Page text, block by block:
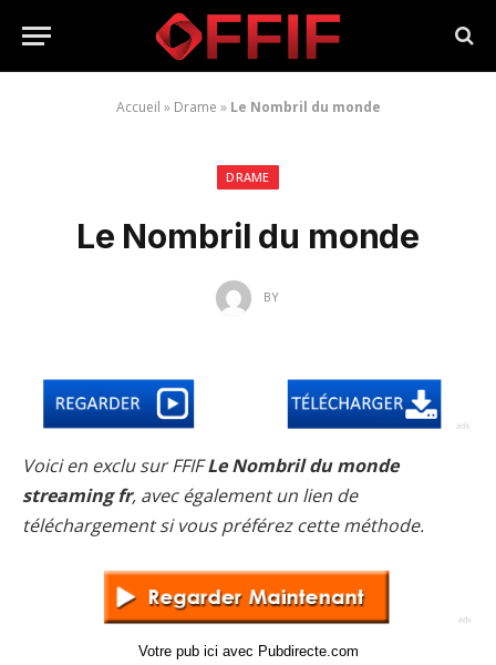
Accueil » Drame » Le Nombril du monde
DRAME
Le Nombril du monde
BY
Voici en exclu sur FFIFLe Nombril du monde
streaming fr, avec également un lien de
téléchargement si vous préférez cette méthode.
Votre pub ici avec Pubdirecte.com